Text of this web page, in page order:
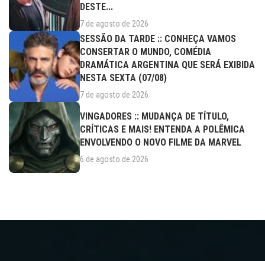
DESTE...
7 de agosto de 2026
SESSÃO DA TARDE :: CONHEÇA VAMOS
CONSERTAR O MUNDO, COMÉDIA
DRAMÁTICA ARGENTINA QUE SERÁ EXIBIDA
NESTA SEXTA (07/08)
7 de agosto de 2026
VINGADORES :: MUDANÇA DE TÍTULO,
CRÍTICAS E MAIS! ENTENDA A POLÊMICA
ENVOLVENDO O NOVO FILME DA MARVEL
6 de agosto de 2026